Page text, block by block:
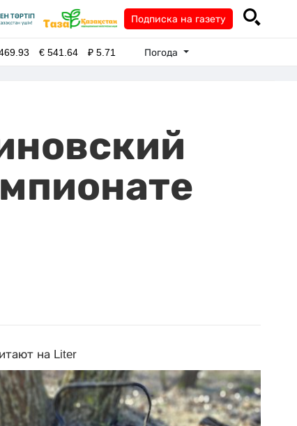
Подписка на газету
€541.64 ₽5.71 Погода
на Liter